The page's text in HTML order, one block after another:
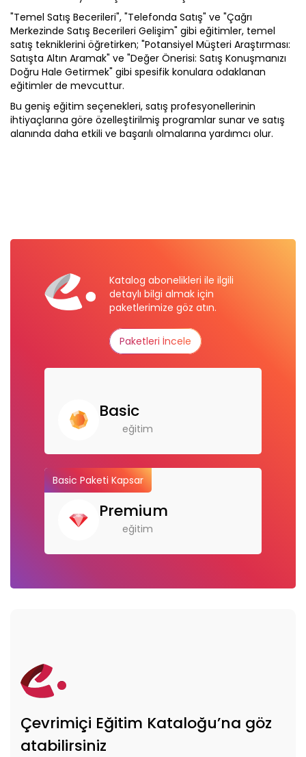
"Temel Satış Becerileri", "Telefonda Satış" ve "Çağrı
Merkezinde Satış Becerileri Gelişim" gibi eğitimler, temel
satış tekniklerini öğretirken; "Potansiyel Müşteri Araştırması:
Satışta Altın Aramak" ve "Değer Önerisi: Satış Konuşmanızı
Doğru Hale Getirmek" gibi spesifik konulara odaklanan
eğitimler de mevcuttur.
Bu geniş eğitim seçenekleri, satış profesyonellerinin
ihtiyaçlarına göre özelleştirilmiş programlar sunar ve satış
alanında daha etkili ve başarılı olmalarına yardımcı olur.
Katalog abonelikleri ile ilgili
detaylı bilgi almak için
paketlerimize göz atın.
Paketleri İncele
Basic
eğitim
Premium
eğitim
Basic Paketi Kapsar
Çevrimiçi Eğitim Kataloğu’na göz
atabilirsiniz